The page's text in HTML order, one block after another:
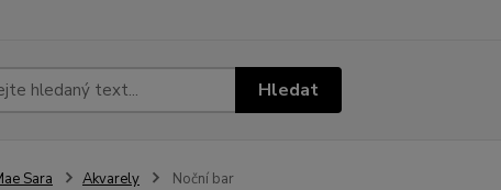
Hledat
Sara Akvarely Noční bar